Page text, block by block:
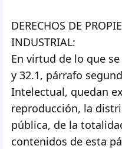
DERECHOS DE
INDUSTRIAL:
En virtud de lo que
y 32.1, párrafo
Intelectual, quedan
reproducción, la
pública, de la
contenidos de esta